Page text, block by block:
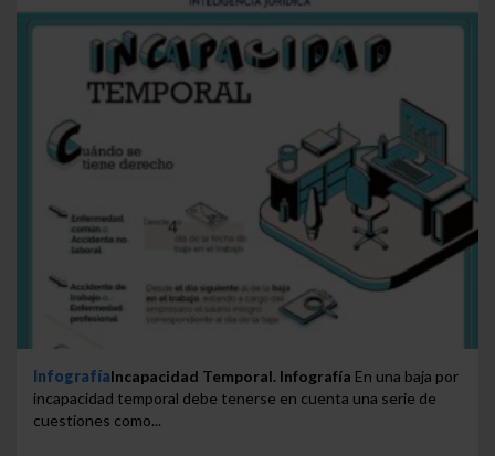
InfografíaIncapacidad Temporal. Infografía En una baja por
incapacidad temporal debe tenerse en cuenta una serie de
cuestiones como...